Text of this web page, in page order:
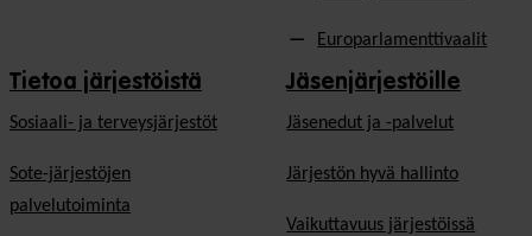
Europarlamenttivaalit
Tietoa järjestöistä
Sosiaali- ja terveysjärjestöt
Sote-järjestöjen
palvelutoiminta
Jäsenjärjestöille
Jäsen­edut ja -palvelut
Järjestön hyvä hallinto
Vaikuttavuus järjestöissä